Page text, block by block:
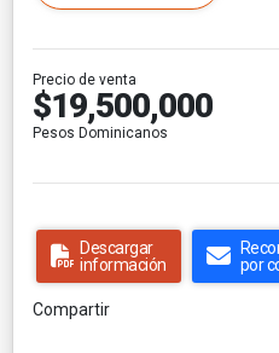
Precio de venta
$19,500,000
Pesos Dominicanos
Descargar
información
por
Compartir